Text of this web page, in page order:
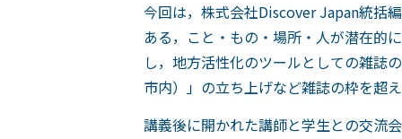
今回は，株式会社Discover Japan統括
ある，こと・もの・場所・人が潜在的
し，地方活性化のツールとしての雑誌
市内）」の立ち上げなど雑誌の枠を超
講義後に開かれた講師と学生との交流